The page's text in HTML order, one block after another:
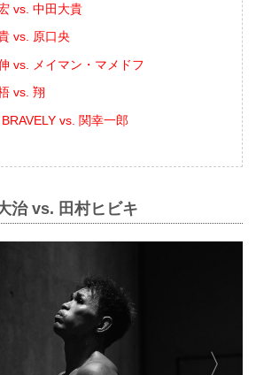
vs. 中田大貴
vs. 原口央
vs. メイマン・マメドフ
vs. 翔
vs. 関幸一郎
治 vs. 田村ヒビキ